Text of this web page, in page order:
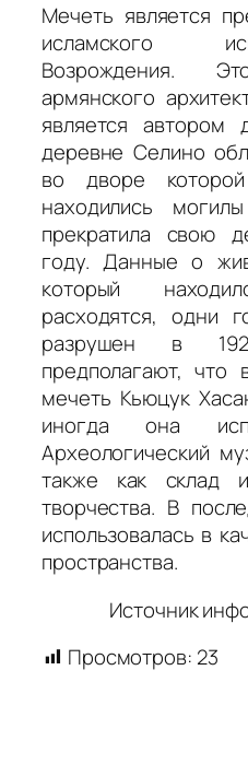
Мечеть является
исламского
Возрождения.
армянского
является автором
деревне Селино
во дворе
находились
прекратила свою
году. Данные о
который
расходятся, одни
разрушен в
предполагают, что
мечеть Кьюцук
иногда она
Археологический
также как склад
творчества. В
использовалась в
пространства.
Источник
Просмотров: 23